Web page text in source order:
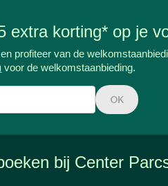
extra korting* op je
profiteer van de
voor de welkomstaanbieding.
OK
bij Center